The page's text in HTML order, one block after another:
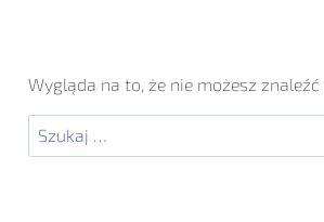
Wygląda na to, że nie możesz
Szukaj: